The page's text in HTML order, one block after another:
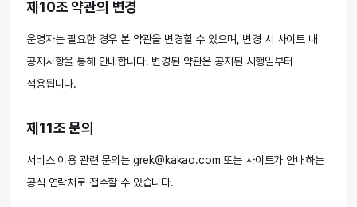
제10조 약관의 변경
운영자는 필요한 경우 본 약관을 변경할 수 있으며, 변경 시 사이트 내
공지사항을 통해 안내합니다. 변경된 약관은 공지된 시행일부터
적용됩니다.
제11조 문의
서비스 이용 관련 문의는 grek@kakao.com 또는 사이트가 안내하는
공식 연락처로 접수할 수 있습니다.